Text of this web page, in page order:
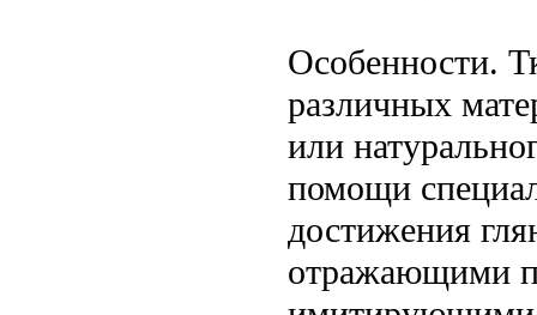
Особенности.
различных
или
помощи
достижения
отражающими